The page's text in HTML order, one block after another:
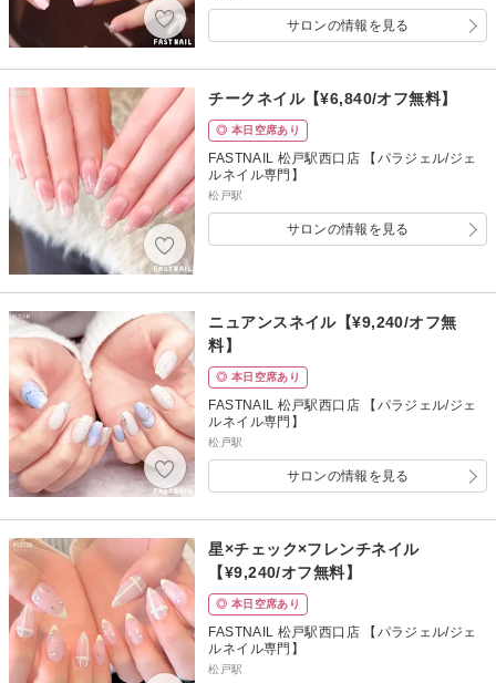
サロンの情報を見る
チークネイル【¥6,840/オフ無料】
◎ 本日空席あり
FASTNAIL 松戸駅西口店 【パラジェル/ジェ
ルネイル専門】
松戸駅
サロンの情報を見る
ニュアンスネイル【¥9,240/オフ無
料】
◎ 本日空席あり
FASTNAIL 松戸駅西口店 【パラジェル/ジェ
ルネイル専門】
松戸駅
サロンの情報を見る
星×チェック×フレンチネイル
【¥9,240/オフ無料】
◎ 本日空席あり
FASTNAIL 松戸駅西口店 【パラジェル/ジェ
ルネイル専門】
松戸駅